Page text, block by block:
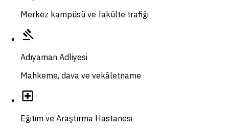
Merkez kampüsü ve fakülte trafiği
gavel
Adıyaman Adliyesi
Mahkeme, dava ve vekâletname
local_hospital
Eğitim ve Araştırma Hastanesi